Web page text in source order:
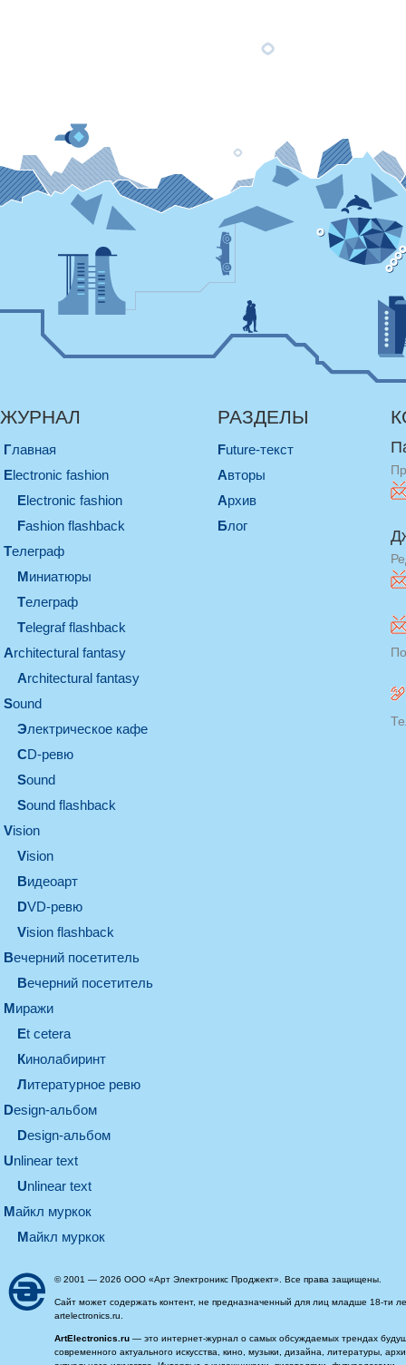
ЖУРНАЛ
Главная
electronic fashion
electronic fashion
Fashion flashback
телеграф
миниатюры
телеграф
Telegraf flashback
architectural fantasy
architectural fantasy
sound
электрическое кафе
CD-ревю
sound
Sound flashback
vision
vision
видеоарт
DVD-ревю
Vision flashback
вечерний посетитель
вечерний посетитель
миражи
et cetera
кинолабиринт
литературное ревю
design-альбом
design-альбом
unlinear text
Unlinear text
майкл муркок
майкл муркок
РАЗДЕЛЫ
Future-текст
Авторы
Архив
Блог
© 2001 — 2026 ООО «Арт Электроникс Проджект». Все права защищены.
Сайт может содержать контент, не предназначенный для лиц младше 18-ти
artelectronics.ru.
ArtElectronics.ru — это интернет-журнал о самых обсуждаемых трендах
современного актуального искусства, кино, музыки, дизайна, литературы,